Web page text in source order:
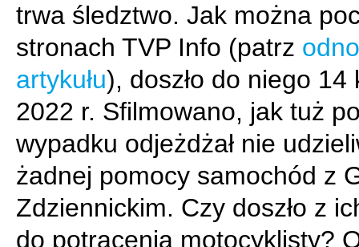
trwa śledztwo. Jak można
stronach TVP Info (patrz
artykułu), doszło do niego 14
2022 r. Sfilmowano, jak tuż
wypadku odjeżdżał nie
żadnej pomocy samochód z
Zdziennickim. Czy doszło z
do potrącenia motocyklisty?